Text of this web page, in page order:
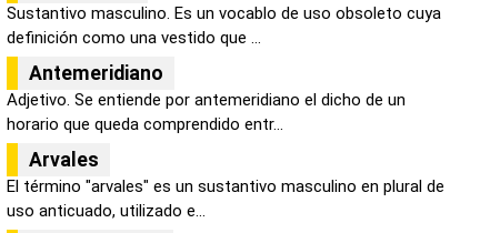
Sustantivo masculino. Es un vocablo de uso obsoleto cuya
definición como una vestido que ...
Antemeridiano
Adjetivo. Se entiende por antemeridiano el dicho de un
horario que queda comprendido entr...
Arvales
El término "arvales" es un sustantivo masculino en plural de
uso anticuado, utilizado e...